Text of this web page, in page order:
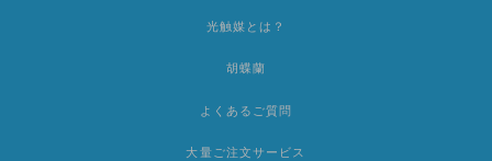
光触媒とは？
胡蝶蘭
よくあるご質問
大量ご注文サービス